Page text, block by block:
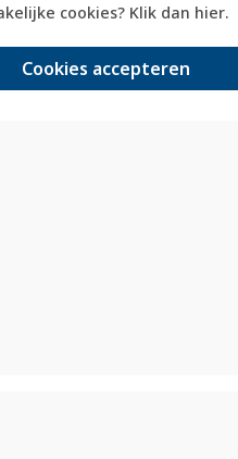
cookies? Klik dan hier.
Cookies accepteren
en meervoudige